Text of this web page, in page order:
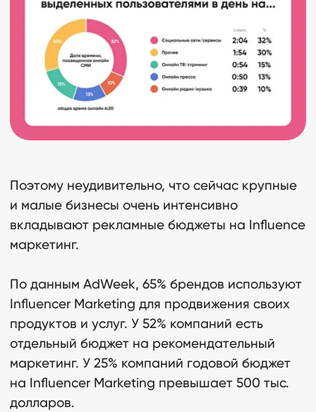
Поэтому неудивительно, что сейчас крупные
и малые бизнесы очень интенсивно
вкладывают рекламные бюджеты на Influence
маркетинг.
По данным AdWeek, 65% брендов используют
Influencer Marketing для продвижения своих
продуктов и услуг. У 52% компаний есть
отдельный бюджет на рекомендательный
маркетинг. У 25% компаний годовой бюджет
на Influencer Marketing превышает 500 тыс.
долларов.